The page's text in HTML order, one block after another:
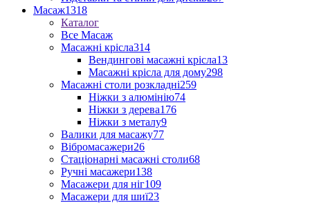
Масаж1318
Каталог
Все Масаж
Масажні крісла314
Вендингові масажні крісла13
Масажні крісла для дому298
Масажні столи розкладні259
Ніжки з алюмінію74
Ніжки з дерева176
Ніжки з металу9
Валики для масажу77
Вібромасажери26
Стаціонарні масажні столи68
Ручні масажери138
Масажери для ніг109
Масажери для шиї23